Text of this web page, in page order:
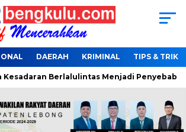
DAERAH KRIMINAL TIPS & TRIK
Berlalulintas Menjadi Penyebab